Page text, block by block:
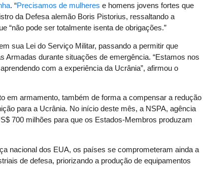
. “Precisamos de mulheres e homens jovens fortes que
da Defesa alemão Boris Pistorius, ressaltando a
“não pode ser totalmente isenta de obrigações.”
sua Lei do Serviço Militar, passando a permitir que
durante situações de emergência. “Estamos nos
com a experiência da Ucrânia”, afirmou o
em armamento, também de forma a compensar a redução
para a Ucrânia. No início deste mês, a NSPA, agência
700 milhões para que os Estados-Membros produzam
nacional dos EUA, os países se comprometeram ainda a
de defesa, priorizando a produção de equipamentos